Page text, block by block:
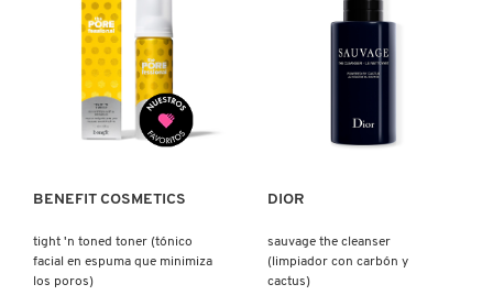
Ver más
BENEFIT COSMETICS
tight 'n toned toner (tónico
facial en espuma que minimiza
los poros)
DIOR
sauvage the cleanser
(limpiador con carbón y
cactus)